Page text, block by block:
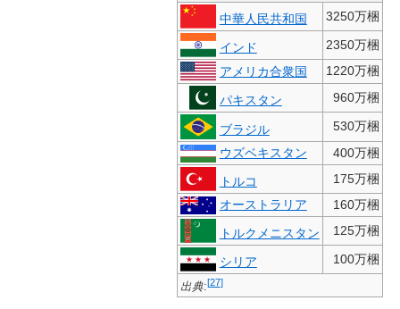
中華人民共和国 3250万梱
インド
2350万梱
アメリカ合衆国
1220万梱
パキスタン 960万梱
ブラジル
530万梱
ウズベキスタン
400万梱
トルコ
175万梱
オーストラリア
160万梱
トルクメニスタン
125万梱
シリア 100万梱
出典:[27]